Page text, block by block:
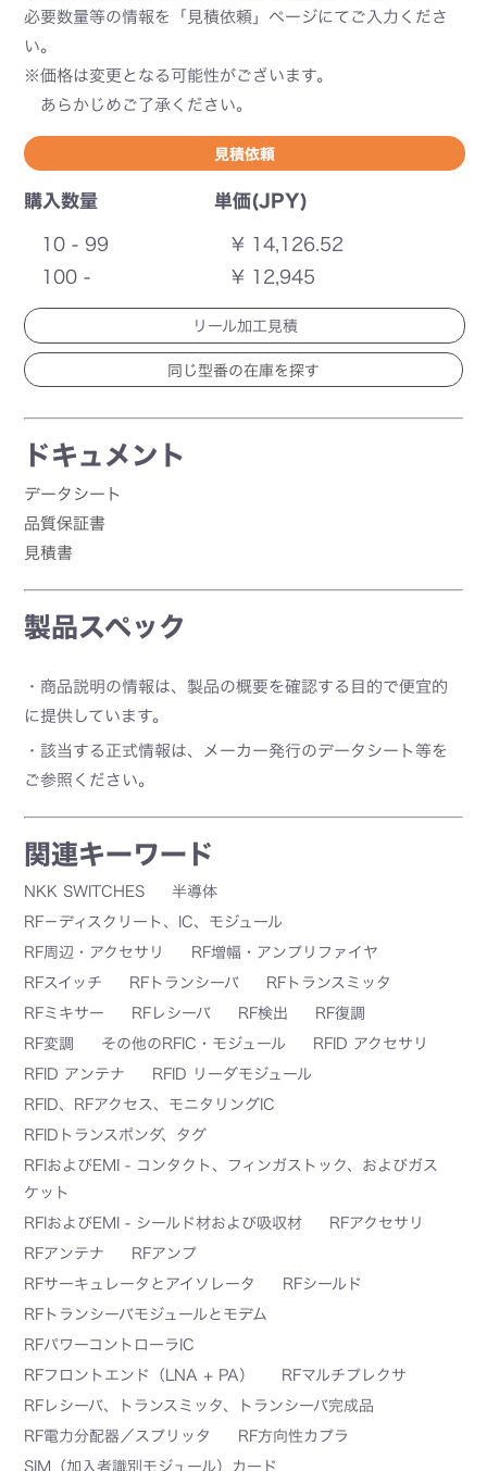
必要数量等の情報を「見積依頼」ページにてご入力くださ
い。
※価格は変更となる可能性がございます。
あらかじめご了承ください。
見積依頼
購入数量 単価(JPY)
10 - 99
¥ 14,126.52
100 -
¥ 12,945
リール加工見積
ドキュメント
データシート
品質保証書
見積書
製品スペック
・商品説明の情報は、製品の概要を確認する目的で便宜的
に提供しています。
・該当する正式情報は、メーカー発行のデータシート等を
ご参照ください。
関連キーワード
NKK SWITCHES
半導体
RF－ディスクリート、IC、モジュール
RF周辺・アクセサリ
RF増幅・アンプリファイヤ
RFスイッチ
RFトランシーバ
RFトランスミッタ
RFミキサー
RFレシーバ RF検出
RF復調
RF変調
その他のRFIC・モジュール
RFID アクセサリ
RFID アンテナ
RFID リーダモジュール
RFID、RFアクセス、モニタリングIC
RFIDトランスポンダ、タグ
RFIおよびEMI - コンタクト、フィンガストック、およびガス
ケット
RFIおよびEMI - シールド材および吸収材
RFアクセサリ
RFアンテナ
RFアンプ
RFサーキュレータとアイソレータ
RFシールド
RFトランシーバモジュールとモデム
RFパワーコントローラIC
RFフロントエンド（LNA + PA）
RFマルチプレクサ
RFレシーバ、トランスミッタ、トランシーバ完成品
RF電力分配器／スプリッタ
RF方向性カプラ
SIM（加入者識別モジュール）カード